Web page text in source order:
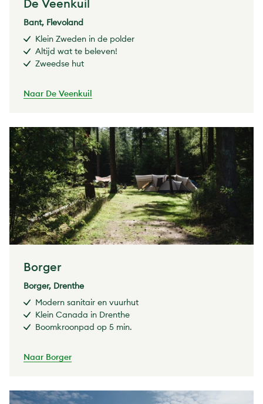
De Veenkuil
Bant, Flevoland
Klein Zweden in de polder
Altijd wat te beleven!
Zweedse hut
Naar De Veenkuil
Borger
Borger, Drenthe
Modern sanitair en vuurhut
Klein Canada in Drenthe
Boomkroonpad op 5 min.
Naar Borger